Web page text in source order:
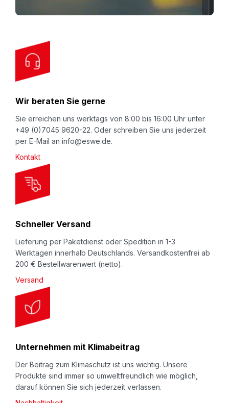
Polyethylen, frei von Weichmachern, Halogenen,
Luftpolsterfolie ist hochelastisch und
anschmiegsam, dennoch druckstabil und
stoßabsorbierend - natürlich mit
Preis-/Leistungsverhältnis bei "normalen"
Anforderungen an Ihr Verpackungsmaterial.
o
O
u
r
e
w
s
e
t
e
r
Wir beraten Sie gerne
Sie erreichen uns werktags von 8:00 bis 16:00 Uhr unter
+49 (0)7045 9620-22. Oder schreiben Sie uns jederzeit
per E-Mail an info@eswe.de.
Kontakt
Schneller Versand
Lieferung per Paketdienst oder Spedition in 1-3
Werktagen innerhalb Deutschlands. Versandkostenfrei ab
200 € Bestellwarenwert (netto).
Versand
Unternehmen mit Klimabeitrag
Der Beitrag zum Klimaschutz ist uns wichtig. Unsere
Produkte sind immer so umweltfreundlich wie möglich,
darauf können Sie sich jederzeit verlassen.